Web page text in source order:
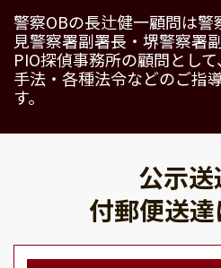
警察OBの長辻健一顧問は
見警察署副署長・堺警察署
PIO探偵事務所の顧問とし
手法・各種法令などのご指
す。
公示送
付郵便送